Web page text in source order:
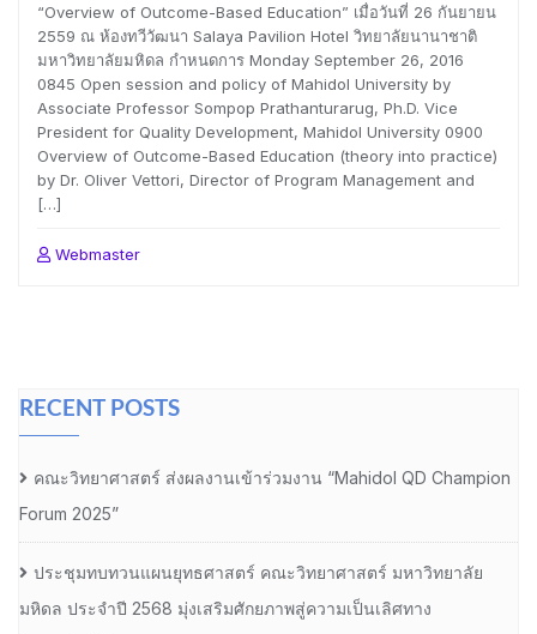
“Overview of Outcome-Based Education” เมื่อวันที่ 26 กันยายน
2559 ณ ห้องทวีวัฒนา Salaya Pavilion Hotel วิทยาลัยนานาชาติ
มหาวิทยาลัยมหิดล กำหนดการ Monday September 26, 2016
0845 Open session and policy of Mahidol University by
Associate Professor Sompop Prathanturarug, Ph.D. Vice
President for Quality Development, Mahidol University 0900
Overview of Outcome-Based Education (theory into practice)
by Dr. Oliver Vettori, Director of Program Management and
[…]
Webmaster
RECENT POSTS
คณะวิทยาศาสตร์ ส่งผลงานเข้าร่วมงาน “Mahidol QD Champion
Forum 2025”
ประชุมทบทวนแผนยุทธศาสตร์ คณะวิทยาศาสตร์ มหาวิทยาลัย
มหิดล ประจำปี 2568 มุ่งเสริมศักยภาพสู่ความเป็นเลิศทาง